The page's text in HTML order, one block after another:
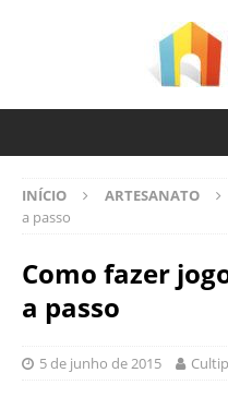
INÍCIO ARTESANATO
a passo
Como fazer
a passo
5 de junho de 2015